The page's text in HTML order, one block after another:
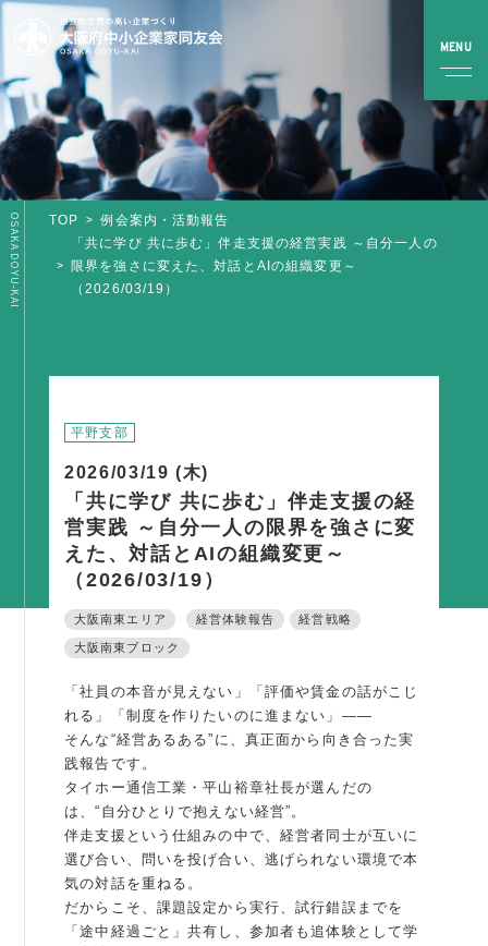
活動内容
その他の活動
産官学連携
TOP
例会案内・活動報告
「共に学び 共に歩む」伴走支援の経営実践 ～自分一人の
限界を強さに変えた、対話とAIの組織変更～
（2026/03/19）
OSAKA DOYU-KAI
平野支部
2026/03/19 (木)
「共に学び 共に歩む」伴走支援の経
営実践 ～自分一人の限界を強さに変
えた、対話とAIの組織変更～
（2026/03/19）
大阪南東エリア 経営体験報告 経営戦略
大阪南東ブロック
「社員の本音が見えない」「評価や賃金の話がこじ
れる」「制度を作りたいのに進まない」——
そんな“経営あるある”に、真正面から向き合った実
践報告です。
タイホー通信工業・平山裕章社長が選んだの
は、“自分ひとりで抱えない経営”。
伴走支援という仕組みの中で、経営者同士が互いに
選び合い、問いを投げ合い、逃げられない環境で本
気の対話を重ねる。
だからこそ、課題設定から実行、試行錯誤までを
「途中経過ごと」共有し、参加者も追体験として学